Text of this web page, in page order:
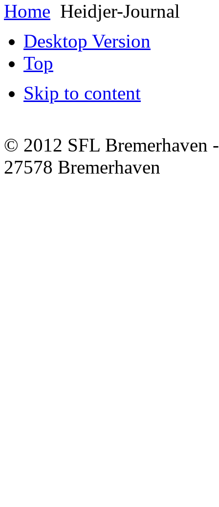
Home Heidjer-Journal
Desktop Version
Top
Skip to content
© 2012 SFL Bremerhaven
27578 Bremerhaven